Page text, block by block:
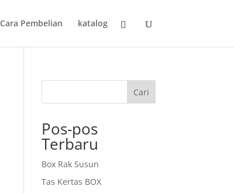
Cara Pembelian katalog
Cari
Pos-pos
Terbaru
Box Rak Susun
Tas Kertas BOX